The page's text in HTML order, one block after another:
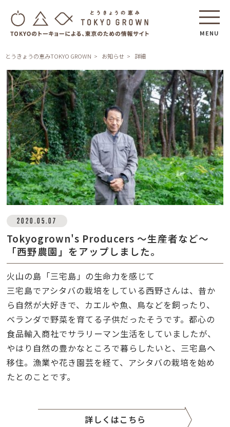
MENU
とうきょうの恵みTOKYO GROWN お知らせ 詳細
2020.05.07
Tokyogrown's Producers ～生産者など～
「西野農園」をアップしました。
火山の島「三宅島」の生命力を感じて
三宅島でアシタバの栽培をしている西野さんは、昔か
ら自然が大好きで、カエルや魚、鳥などを飼ったり、
ベランダで野菜を育てる子供だったそうです。都心の
食品輸入商社でサラリーマン生活をしていましたが、
やはり自然の豊かなところで暮らしたいと、三宅島へ
移住。漁業や花き園芸を経て、アシタバの栽培を始め
たとのことです。
詳しくはこちら